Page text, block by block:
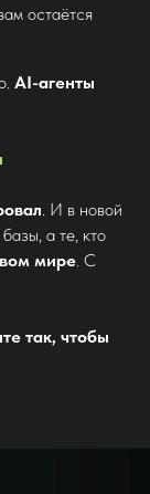
остаётся
AI-агенты
. И в новой
а те, кто
мире. С
так, чтобы